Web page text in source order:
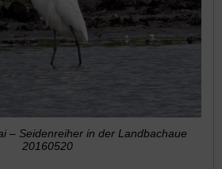
– Seidenreiher in der Landbachaue
20160520